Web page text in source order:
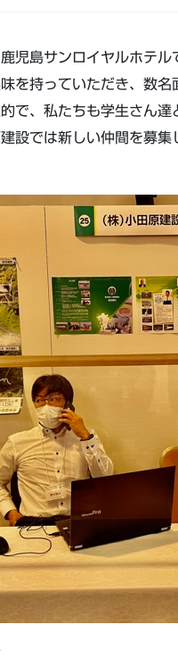
児島サンロイヤルホテル
を持っていただき、数
で、私たちも学生さん
設では新しい仲間を募